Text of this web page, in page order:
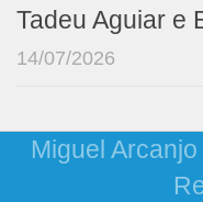
Tadeu Aguiar e
14/07/2026
Miguel